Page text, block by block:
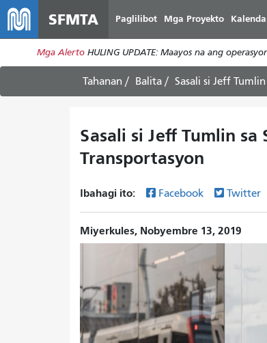
SFMTA Paglilibot Mga Proyekto
Mga Alerto HULING UPDATE: Maayos na ang
Tahanan Balita Sasali si Jeff
Sasali si Jeff Tumlin
Transportasyon
Ibahagi ito: Facebook Twitter
Miyerkules, Nobyembre 13, 2019